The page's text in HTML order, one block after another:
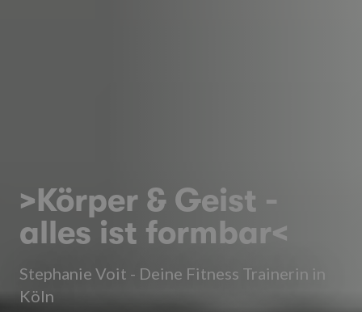
>Körper & Geist -
alles ist formbar<
Stephanie Voit - Deine Fitness Trainerin in
Köln